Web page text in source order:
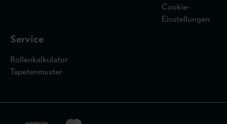
Cookie-
Einstellungen
Service
Rollenkalkulator
Tapetenmuster